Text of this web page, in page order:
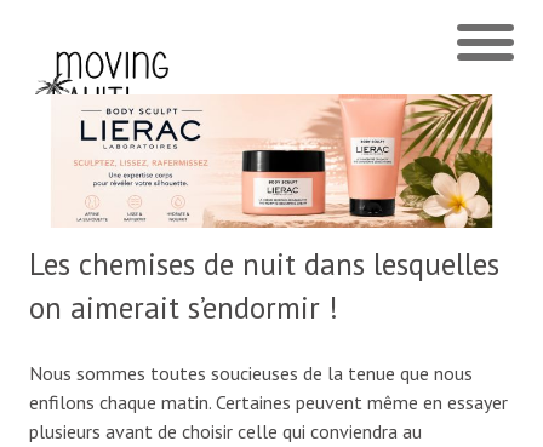
Les chemises de nuit dans lesquelles
on aimerait s’endormir !
Nous sommes toutes soucieuses de la tenue que nous
enfilons chaque matin. Certaines peuvent même en essayer
plusieurs avant de choisir celle qui conviendra au